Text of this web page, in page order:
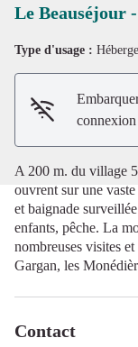
Le Beauséjour
Type d'usage :
connexion
A 200 m. du village 5
ouvrent sur une
et baignade
enfants, pêche. La
nombreuses visites
Gargan, les
Contact